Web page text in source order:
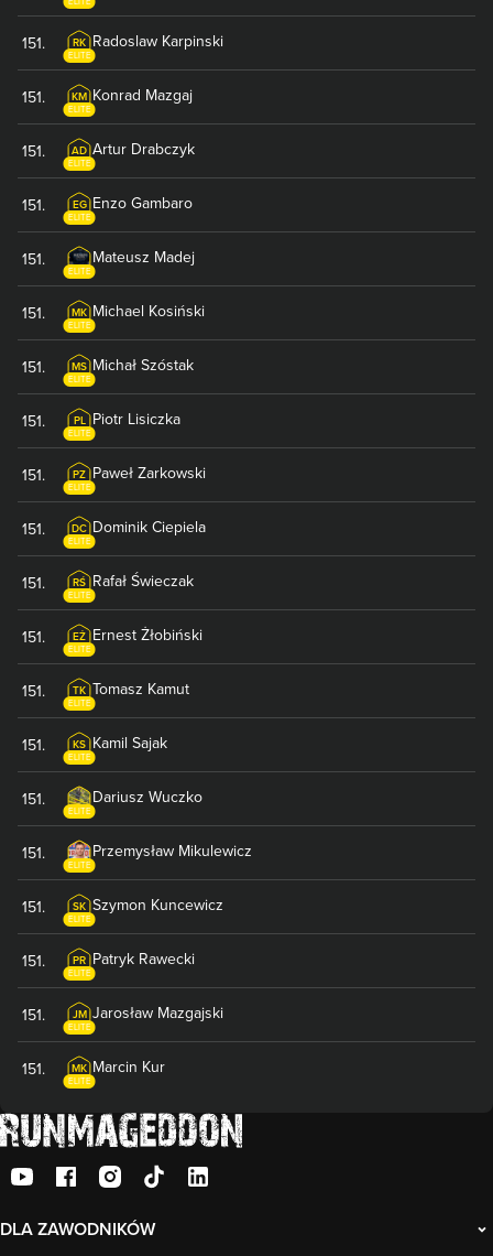
151. RK
ELITE
Radoslaw Karpinski
151. KM
ELITE
Konrad Mazgaj
151. AD
ELITE
Artur Drabczyk
151. EG
ELITE
Enzo Gambaro
151.
ELITE
Mateusz Madej
151. MK
ELITE
Michael Kosiński
151. MS
ELITE
Michał Szóstak
151. PL
ELITE
Piotr Lisiczka
151. PZ
ELITE
Paweł Zarkowski
151. DC
ELITE
Dominik Ciepiela
151. RŚ
ELITE
Rafał Świeczak
151. EŻ
ELITE
Ernest Żłobiński
151. TK
ELITE
Tomasz Kamut
151. KS
ELITE
Kamil Sajak
151.
ELITE
Dariusz Wuczko
151.
ELITE
Przemysław Mikulewicz
151. SK
ELITE
Szymon Kuncewicz
151. PR
ELITE
Patryk Rawecki
151. JM
ELITE
Jarosław Mazgajski
151. MK
ELITE
Marcin Kur
DLA ZAWODNIKÓW